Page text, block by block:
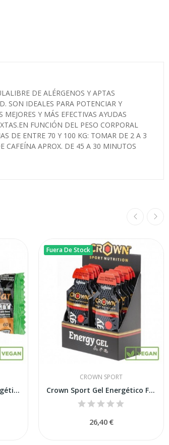
DE ALÉRGENOS Y APTAS
SON IDEALES PARA POTENCIAR Y
Y MÁS EFECTIVAS AYUDAS
FUNCIÓN DEL PESO CORPORAL
DE ENTRE 70 Y 100 KG: TOMAR DE 2 A 3
CAFEÍNA APROX. DE 45 A 30 MINUTOS
Crown Sport Barrita Energética Vegana Cacahuete...
Fuera De Stock
CROWN SPORT
Crown Sport Gel Energético Frutos Rojos con...
26,40 €